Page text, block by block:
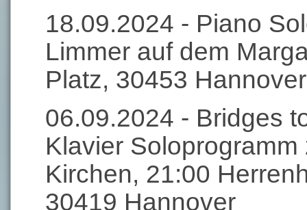
18.09.2024 - Piano
Limmer auf dem
Platz, 30453 Hannover
06.09.2024 - Bridges
Klavier
Kirchen, 21:00
30419 Hannover